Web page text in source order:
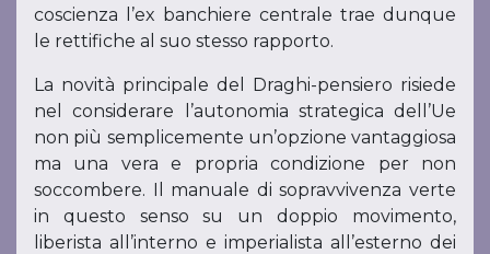
coscienza l’ex banchiere centrale trae dunque
le rettifiche al suo stesso rapporto.
La novità principale del Draghi-pensiero risiede
nel considerare l’autonomia strategica dell’Ue
non più semplicemente un’opzione vantaggiosa
ma una vera e propria condizione per non
soccombere. Il manuale di sopravvivenza verte
in questo senso su un doppio movimento,
liberista all’interno e imperialista all’esterno dei